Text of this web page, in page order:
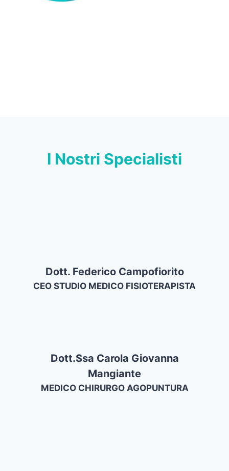
I Nostri Specialisti
Dott. Federico Campofiorito
CEO STUDIO MEDICO FISIOTERAPISTA
Dott.ssa Carola Giovanna
Mangiante
MEDICO CHIRURGO AGOPUNTURA